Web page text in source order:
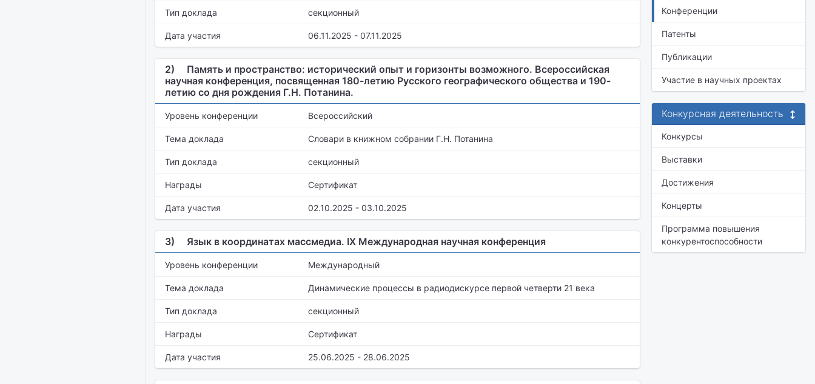
Тип доклада секционный
Дата участия 06.11.2025 - 07.11.2025
2)
Память и пространство: исторический опыт и горизонты возможного. Всероссийская
научная конференция, посвященная 180-летию Русского географического общества и 190-
летию со дня рождения Г.Н. Потанина.
Уровень конференции Всероссийский
Тема доклада Словари в книжном собрании Г.Н. Потанина
Тип доклада секционный
Награды Сертификат
Дата участия 02.10.2025 - 03.10.2025
3) Язык в координатах массмедиа. IX Международная научная конференция
Уровень конференции Международный
Тема доклада Динамические процессы в радиодискурсе первой четверти 21 века
Тип доклада секционный
Награды Сертификат
Дата участия 25.06.2025 - 28.06.2025
Конференции
Патенты
Публикации
Участие в научных проектах
Конкурсная деятельность
Конкурсы
Выставки
Достижения
Концерты
Программа повышения
конкурентоспособности